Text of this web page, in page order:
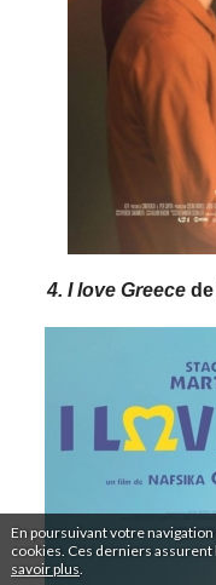
En poursuivant votre
cookies. Ces derniers
savoir plus
4. I love Greece